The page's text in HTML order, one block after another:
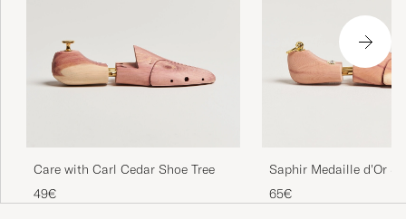
Care with Carl Cedar Shoe Tree
49€
Saphir Medaille d'Or
Cedar
65€